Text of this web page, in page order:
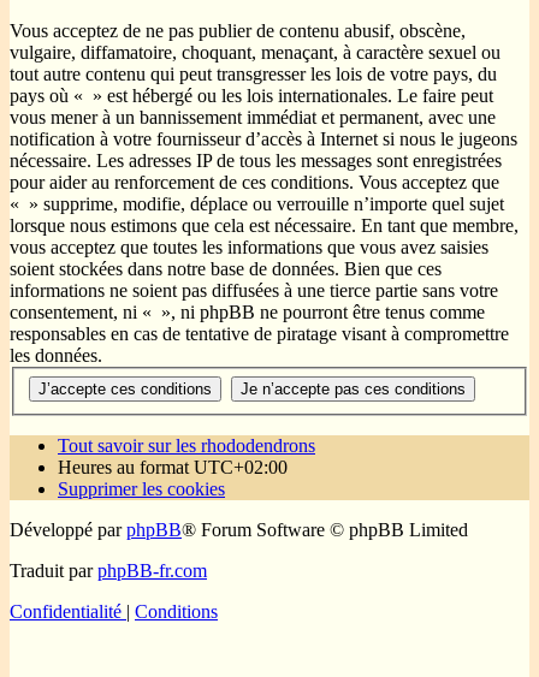
Vous acceptez de ne pas publier de contenu abusif, obscène,
vulgaire, diffamatoire, choquant, menaçant, à caractère sexuel ou
tout autre contenu qui peut transgresser les lois de votre pays, du
pays où « » est hébergé ou les lois internationales. Le faire peut
vous mener à un bannissement immédiat et permanent, avec une
notification à votre fournisseur d’accès à Internet si nous le jugeons
nécessaire. Les adresses IP de tous les messages sont enregistrées
pour aider au renforcement de ces conditions. Vous acceptez que
« » supprime, modifie, déplace ou verrouille n’importe quel sujet
lorsque nous estimons que cela est nécessaire. En tant que membre,
vous acceptez que toutes les informations que vous avez saisies
soient stockées dans notre base de données. Bien que ces
informations ne soient pas diffusées à une tierce partie sans votre
consentement, ni « », ni phpBB ne pourront être tenus comme
responsables en cas de tentative de piratage visant à compromettre
les données.
Tout savoir sur les rhododendrons
Heures au format UTC+02:00
Supprimer les cookies
Développé parphpBB® Forum Software © phpBB Limited
Traduit parphpBB-fr.com
Confidentialité | Conditions